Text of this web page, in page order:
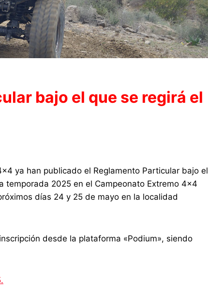
bajo el que se regirá el
ya han publicado el Reglamento Particular bajo el
temporada 2025 en el Campeonato Extremo 4×4
días 24 y 25 de mayo en la localidad
desde la plataforma «Podium», siendo